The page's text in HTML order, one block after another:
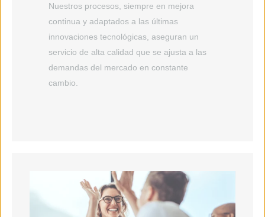
Nuestros procesos, siempre en mejora
continua y adaptados a las últimas
innovaciones tecnológicas, aseguran un
servicio de alta calidad que se ajusta a las
demandas del mercado en constante
cambio.